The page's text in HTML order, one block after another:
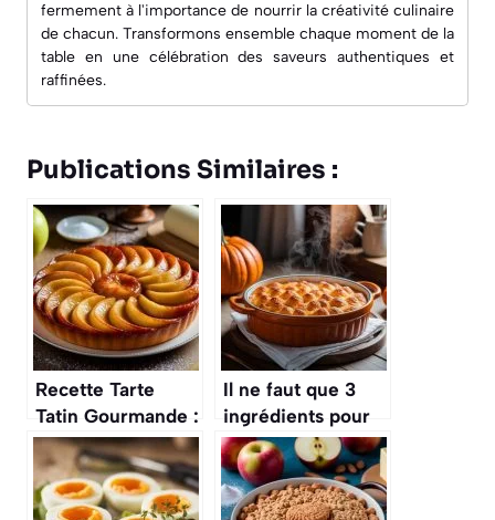
fermement à l'importance de nourrir la créativité culinaire
de chacun. Transformons ensemble chaque moment de la
table en une célébration des saveurs authentiques et
raffinées.
Publications Similaires :
Recette Tarte
Tatin Gourmande :
un Dessert
Renversant
Il ne faut que 3
ingrédients pour
réussir le gratin
de potiron le plus
fondant d’octobre